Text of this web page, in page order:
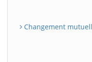
Changement